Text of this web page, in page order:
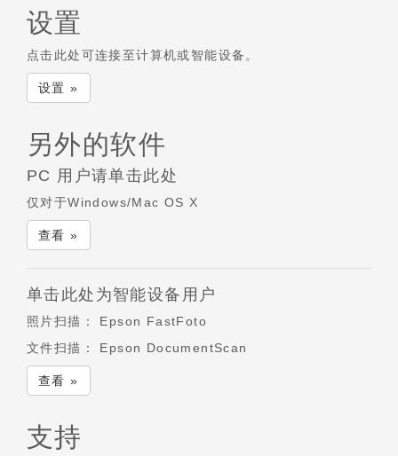
设置
点击此处可连接至计算机或智能设备。
设置 »
另外的软件
PC 用户请单击此处
仅对于Windows/Mac OS X
查看 »
单击此处为智能设备用户
照片扫描： Epson FastFoto
文件扫描： Epson DocumentScan
查看 »
支持